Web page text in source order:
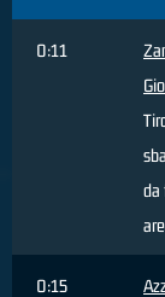
0:11
da
0:15